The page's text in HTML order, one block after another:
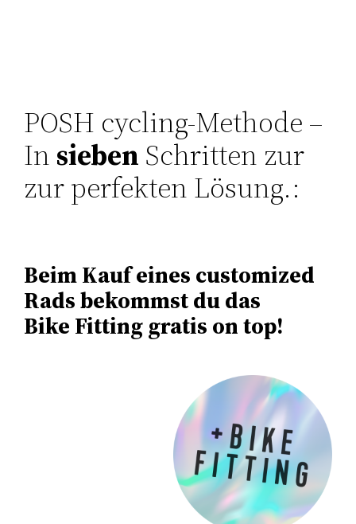
POSH cycling-Methode –
In sieben Schritten zur
zur perfekten Lösung.:
Beim Kauf eines customized
Rads bekommst du das
Bike Fitting gratis on top!